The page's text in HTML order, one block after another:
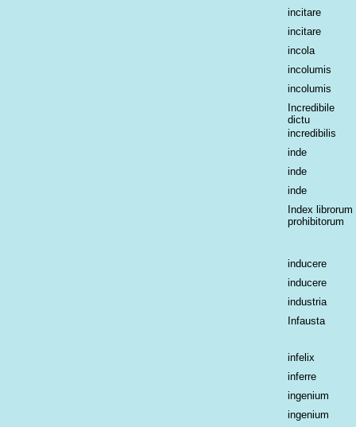
incitare
incitare
incola
incolumis
incolumis
Incredibile
dictu
incredibilis
inde
inde
inde
Index librorum
prohibitorum
inducere
inducere
industria
Infausta
infelix
inferre
ingenium
ingenium